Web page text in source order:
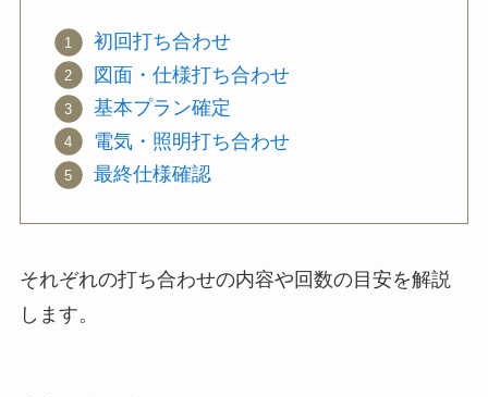
初回打ち合わせ
図面・仕様打ち合わせ
基本プラン確定
電気・照明打ち合わせ
最終仕様確認
それぞれの打ち合わせの内容や回数の目安を解説
します。